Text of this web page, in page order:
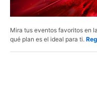
Mira tus eventos favoritos en
qué plan es el ideal para ti.